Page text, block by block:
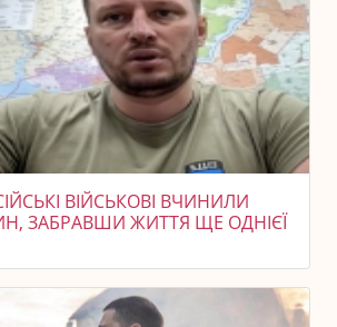
ВІЙСЬКОВІ ВЧИНИЛИ
ЗАБРАВШИ ЖИТТЯ ЩЕ ОДНІЄЇ